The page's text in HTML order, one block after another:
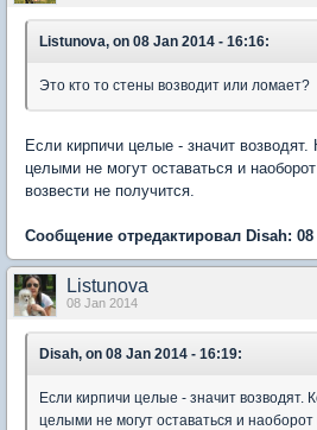
Listunova, on 08 Jan 2014 - 16:16:
Это кто то стены возводит или ломает?
Если кирпичи целые - значит
целыми не могут оставаться и
возвести не получится.
Сообщение отредактировал Disah: 08
Listunova
08 Jan 2014
Disah, on 08 Jan 2014 - 16:19:
Если кирпичи целые - значит возводят.
целыми не могут оставаться и